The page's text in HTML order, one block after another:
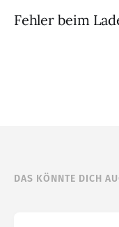
Fehler beim
DAS KÖNNTE DICH